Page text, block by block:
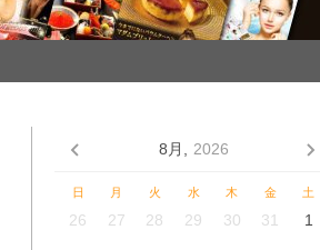
8月, 2026
日 月 火 水 木 金 土
26 27 28 29 30 31
1